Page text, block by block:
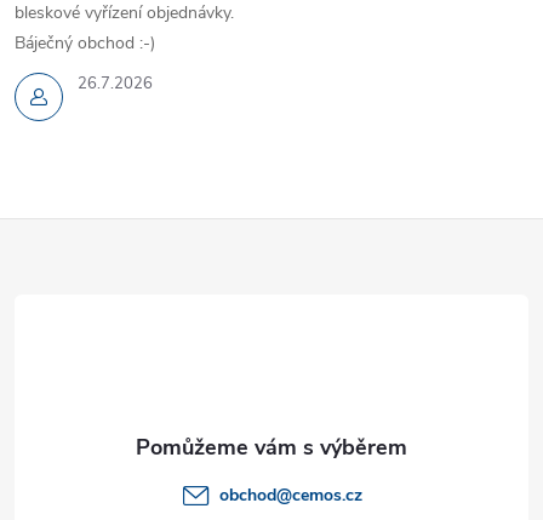
26.7.2026
bleskové vyřízení objednávky.
Báječný obchod :-)
obchod@cemos.cz